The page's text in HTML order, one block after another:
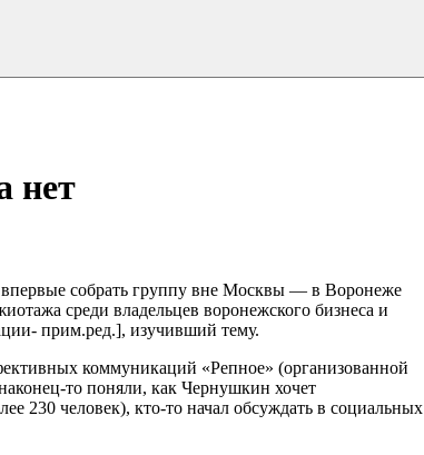
нет
собрать группу вне Москвы — в Воронеже
среди владельцев воронежского бизнеса и
прим.ред.], изучивший тему.
коммуникаций «Репное» (организованной
то поняли, как Чернушкин хочет
230 человек), кто-то начал обсуждать в социальных